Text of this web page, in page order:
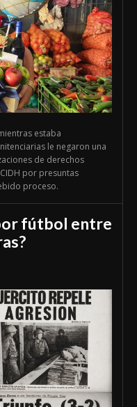
estaba
le negaron una
de derechos
por presuntas
proceso.
fútbol entre